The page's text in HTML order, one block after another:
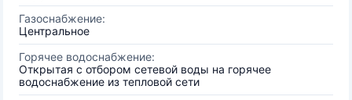
Газоснабжение:
Центральное
Горячее водоснабжение:
Открытая с отбором сетевой воды на горячее
водоснабжение из тепловой сети